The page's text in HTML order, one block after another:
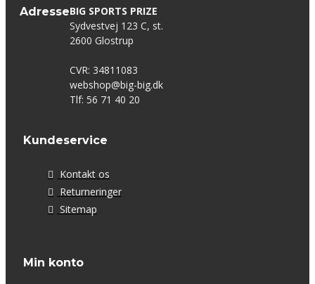
AdresseBIG SPORTS PRIZE
Sydvestvej 123 C, st.
2600 Glostrup
CVR: 34811083
webshop@big-big.dk
Tlf: 56 71 40 20
Kundeservice
Kontakt os
Returneringer
Sitemap
Min konto